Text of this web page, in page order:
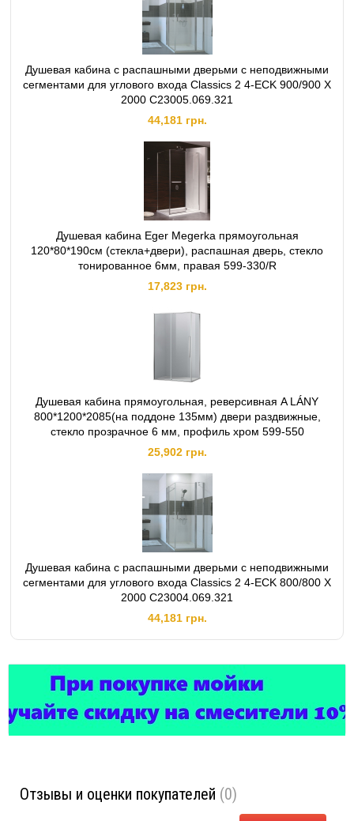
Душевая кабина с распашными дверьми с неподвижными
сегментами для углового входа Classics 2 4-ECK 900/900 X
2000 C23005.069.321
44,181 грн.
Душевая кабина Eger Megerka прямоугольная
120*80*190см (стекла+двери), распашная дверь, стекло
тонированное 6мм, правая 599-330/R
17,823 грн.
Душевая кабина прямоугольная, реверсивная A LÁNY
800*1200*2085(на поддоне 135мм) двери раздвижные,
стекло прозрачное 6 мм, профиль хром 599-550
25,902 грн.
Душевая кабина с распашными дверьми с неподвижными
сегментами для углового входа Classics 2 4-ECK 800/800 X
2000 C23004.069.321
44,181 грн.
Отзывы и оценки покупателей (0)